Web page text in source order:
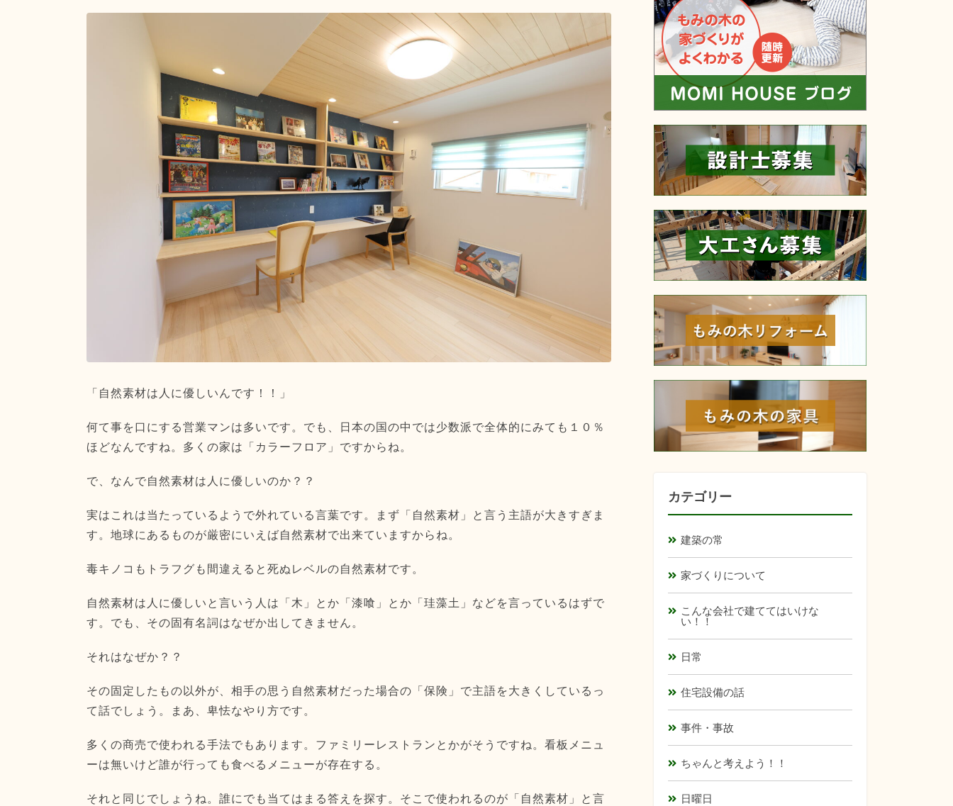
「自然素材は人に優しいんです！！」
何て事を口にする営業マンは多いです。でも、日本の国の中では少数派で全体的にみても１０％
ほどなんですね。多くの家は「カラーフロア」ですからね。
で、なんで自然素材は人に優しいのか？？
実はこれは当たっているようで外れている言葉です。まず「自然素材」と言う主語が大きすぎま
す。地球にあるものが厳密にいえば自然素材で出来ていますからね。
毒キノコもトラフグも間違えると死ぬレベルの自然素材です。
自然素材は人に優しいと言いう人は「木」とか「漆喰」とか「珪藻土」などを言っているはずで
す。でも、その固有名詞はなぜか出してきません。
それはなぜか？？
その固定したもの以外が、相手の思う自然素材だった場合の「保険」で主語を大きくしているっ
て話でしょう。まあ、卑怯なやり方です。
多くの商売で使われる手法でもあります。ファミリーレストランとかがそうですね。看板メニュ
ーは無いけど誰が行っても食べるメニューが存在する。
それと同じでしょうね。誰にでも当てはまる答えを探す。そこで使われるのが「自然素材」と言
カテゴリー
建築の常
家づくりについて
こんな会社で建ててはいけな
い！！
日常
住宅設備の話
事件・事故
ちゃんと考えよう！！
日曜日